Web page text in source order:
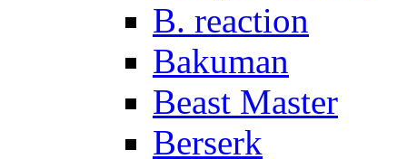
B. reaction
Bakuman
Beast Master
Berserk